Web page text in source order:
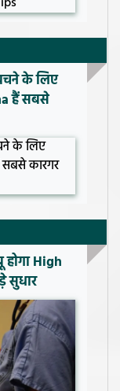
के लिए
हैं सबसे
High
सुधार